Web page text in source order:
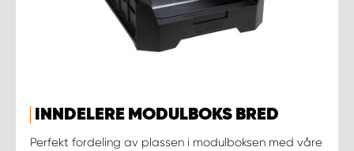
INNDELERE MODULBOKS BRED
Perfekt fordeling av plassen i modulboksen med våre